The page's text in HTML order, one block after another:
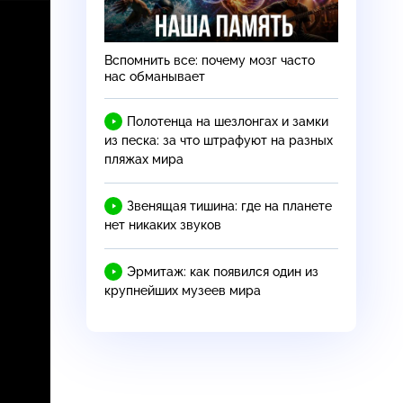
Вспомнить все: почему мозг часто
нас обманывает
Полотенца на шезлонгах и замки
из песка: за что штрафуют на разных
пляжах мира
Звенящая тишина: где на планете
нет никаких звуков
Эрмитаж: как появился один из
крупнейших музеев мира